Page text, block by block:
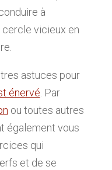
à
cercle vicieux en
astuces pour
énervé. Par
ou toutes autres
également vous
qui
et de se